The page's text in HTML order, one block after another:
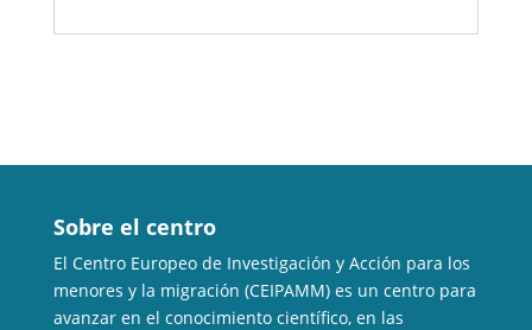
Sobre el centro
El Centro Europeo de Investigación y Acción para los
menores y la migración (CEIPAMM) es un centro para
avanzar en el conocimiento científico, en las